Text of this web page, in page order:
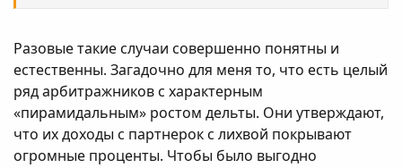
Разовые такие случаи совершенно понятны и
естественны. Загадочно для меня то, что есть целый
ряд арбитражников с характерным
«пирамидальным» ростом дельты. Они утверждают,
что их доходы с партнерок с лихвой покрывают
огромные проценты. Чтобы было выгодно